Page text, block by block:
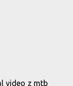
video z mtb